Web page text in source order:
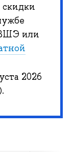
скидки
или
2026